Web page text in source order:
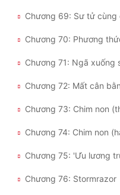
Chương 69: Sư tử cùng
Chương 70: Phương
Chương 71: Ngã xuống
Chương 72: Mất cân
Chương 73: Chim non
Chương 74: Chim non
Chương 75: 'Ưu lương
Chương 76: Stormrazor